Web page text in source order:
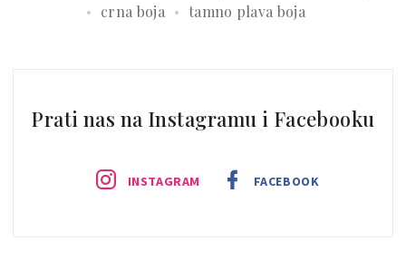
crna boja
tamno plava boja
Prati nas na Instagramu i Facebooku
INSTAGRAM FACEBOOK